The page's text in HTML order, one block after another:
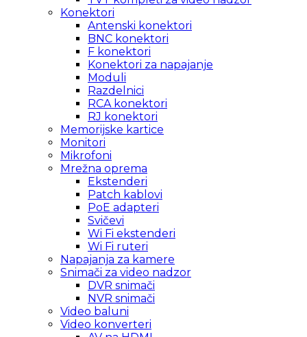
Konektori
Antenski konektori
BNC konektori
F konektori
Konektori za napajanje
Moduli
Razdelnici
RCA konektori
RJ konektori
Memorijske kartice
Monitori
Mikrofoni
Mrežna oprema
Ekstenderi
Patch kablovi
PoE adapteri
Svičevi
Wi Fi ekstenderi
Wi Fi ruteri
Napajanja za kamere
Snimači za video nadzor
DVR snimači
NVR snimači
Video baluni
Video konverteri